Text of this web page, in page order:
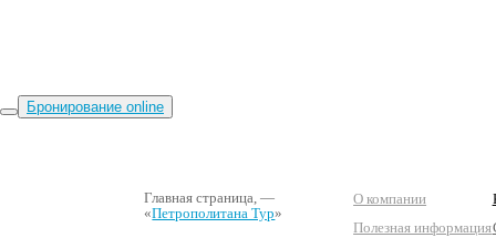
Главная страница, —
«Петрополитана Тур»
О компании
Полезная информация
Бронирование online